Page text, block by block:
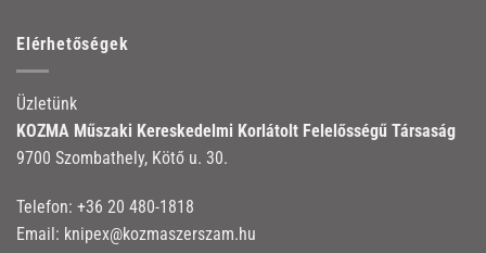
Elérhetőségek
Üzletünk
KOZMA Műszaki Kereskedelmi Korlátolt Felelősségű Társaság
9700 Szombathely, Kötő u. 30.
Telefon: +36 20 480-1818
Email: knipex@kozmaszerszam.hu